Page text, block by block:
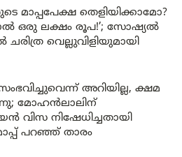
മാപ്പപേക്ഷ തെളിയിക്കാമോ?
ഒരു ലക്ഷം രൂപ!’; സോഷ്യൽ
ചരിത്ര വെല്ലുവിളിയുമായി
അറിയില്ല, ക്ഷമ
മോഹൻലാലിന്
വിസ നിഷേധിച്ചതായി
പറഞ്ഞ് താരം